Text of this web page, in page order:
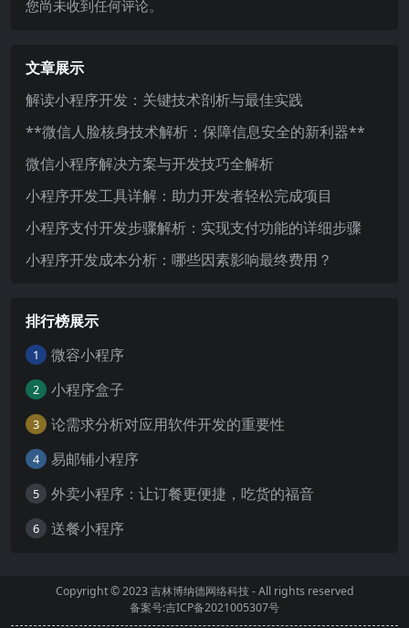
您尚未收到任何评论。
文章展示
解读小程序开发：关键技术剖析与最佳实践
**微信人脸核身技术解析：保障信息安全的新利器**
微信小程序解决方案与开发技巧全解析
小程序开发工具详解：助力开发者轻松完成项目
小程序支付开发步骤解析：实现支付功能的详细步骤
小程序开发成本分析：哪些因素影响最终费用？
排行榜展示
1 微容小程序
2 小程序盒子
3 论需求分析对应用软件开发的重要性
4 易邮铺小程序
5 外卖小程序：让订餐更便捷，吃货的福音
6 送餐小程序
Copyright © 2023吉林博纳德网络科技- All rights reserved
备案号:吉ICP备2021005307号